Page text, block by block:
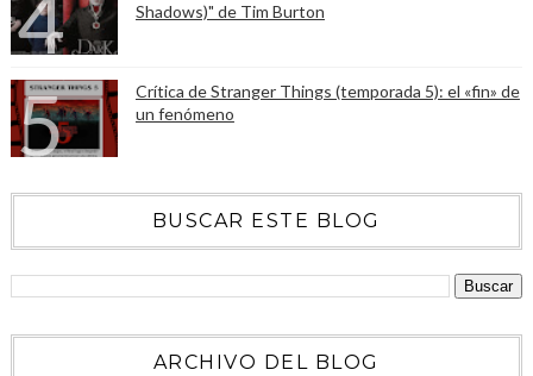
Shadows)" de Tim Burton
Crítica de Stranger Things (temporada 5): el «fin» de
un fenómeno
BUSCAR ESTE BLOG
ARCHIVO DEL BLOG